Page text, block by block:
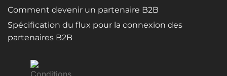
Comment devenir un partenaire B2B
Spécification du flux pour la connexion des
partenaires B2B